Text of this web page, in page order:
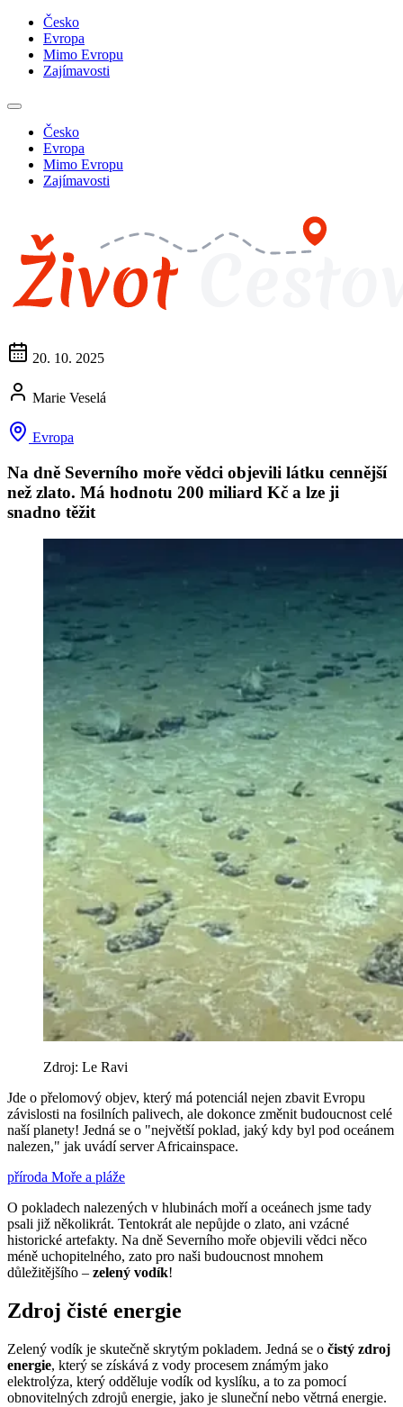
Česko
Evropa
Mimo Evropu
Zajímavosti
Česko
Evropa
Mimo Evropu
Zajímavosti
20. 10. 2025
Marie Veselá
Evropa
Na dně Severního moře vědci objevili látku cennější
než zlato. Má hodnotu 200 miliard Kč a lze ji
snadno těžit
Zdroj: Le Ravi
Jde o přelomový objev, který má potenciál nejen zbavit Evropu
závislosti na fosilních palivech, ale dokonce změnit budoucnost celé
naší planety! Jedná se o "největší poklad, jaký kdy byl pod oceánem
nalezen," jak uvádí server Africainspace.
příroda Moře a pláže
O pokladech nalezených v hlubinách moří a oceánech jsme tady
psali již několikrát. Tentokrát ale nepůjde o zlato, ani vzácné
historické artefakty. Na dně Severního moře objevili vědci něco
méně uchopitelného, zato pro naši budoucnost mnohem
důležitějšího – zelený vodík!
Zdroj čisté energie
Zelený vodík je skutečně skrytým pokladem. Jedná se o čistý zdroj
energie, který se získává z vody procesem známým jako
elektrolýza, který odděluje vodík od kyslíku, a to za pomocí
obnovitelných zdrojů energie, jako je sluneční nebo větrná energie.